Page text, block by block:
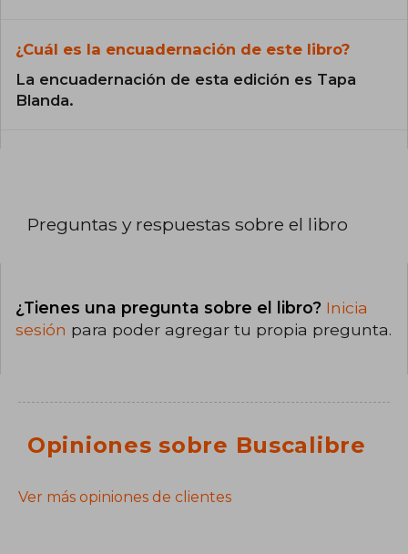
¿Cuál es la encuadernación de este libro?
La encuadernación de esta edición es Tapa
Blanda.
Preguntas y respuestas sobre el libro
¿Tienes una pregunta sobre el libro? Inicia
sesión para poder agregar tu propia pregunta.
Opiniones sobre Buscalibre
Ver más opiniones de clientes